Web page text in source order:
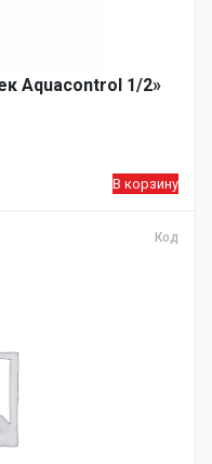
Aquacontrol 1/2»
В корзину
Код